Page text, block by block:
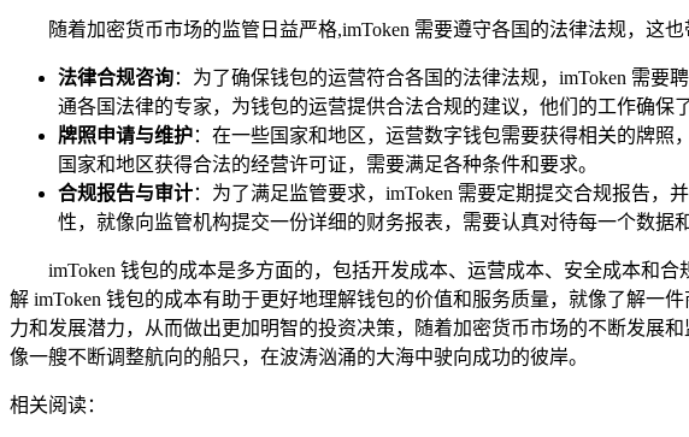
随着加密货币市场的监管日益严格,imToken 需要遵守各国的法律法规，这
法律合规咨询：为了确保钱包的运营符合各国的法律法规，imToken 需
通各国法律的专家，为钱包的运营提供合法合规的建议，他们的工作确保
牌照申请与维护：在一些国家和地区，运营数字钱包需要获得相关的牌照
国家和地区获得合法的经营许可证，需要满足各种条件和要求。
合规报告与审计：为了满足监管要求，imToken 需要定期提交合规报告
性，就像向监管机构提交一份详细的财务报表，需要认真对待每一个数据和
imToken 钱包的成本是多方面的，包括开发成本、运营成本、安全成本和
解 imToken 钱包的成本有助于更好地理解钱包的价值和服务质量，就像了解一
力和发展潜力，从而做出更加明智的投资决策，随着加密货币市场的不断发展
像一艘不断调整航向的船只，在波涛汹涌的大海中驶向成功的彼岸。
相关阅读：